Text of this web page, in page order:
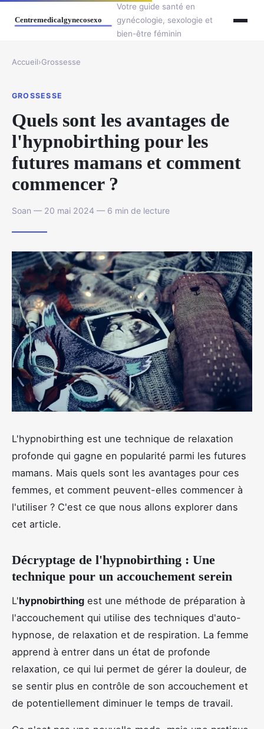
Votre guide santé en
gynécologie, sexologie et
bien-être féminin
Accueil›Grossesse
GROSSESSE
Quels sont les avantages de
l'hypnobirthing pour les
futures mamans et comment
commencer ?
Soan — 20 mai 2024 — 6 min de lecture
L'hypnobirthing est une technique de relaxation
profonde qui gagne en popularité parmi les futures
mamans. Mais quels sont les avantages pour ces
femmes, et comment peuvent-elles commencer à
l'utiliser ? C'est ce que nous allons explorer dans
cet article.
Décryptage de l'hypnobirthing : Une
technique pour un accouchement serein
L'hypnobirthing est une méthode de préparation à
l'accouchement qui utilise des techniques d'auto-
hypnose, de relaxation et de respiration. La femme
apprend à entrer dans un état de profonde
relaxation, ce qui lui permet de gérer la douleur, de
se sentir plus en contrôle de son accouchement et
de potentiellement diminuer le temps de travail.